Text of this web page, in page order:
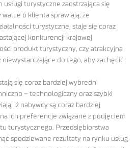
turystyczne zaostrzająca się
o klienta sprawiają, że
turystycznej staje się coraz
konkurencji krajowej
produkt turystyczny, czy atrakcyjna
niewystarczające do tego, aby zachęcić
się coraz bardziej wybredni
– technologiczny oraz szybki
iż nabywcy są coraz bardziej
ich preferencje związane z podjęciem
turystycznego. Przedsiębiorstwa
spodziewane rezultaty na rynku usług